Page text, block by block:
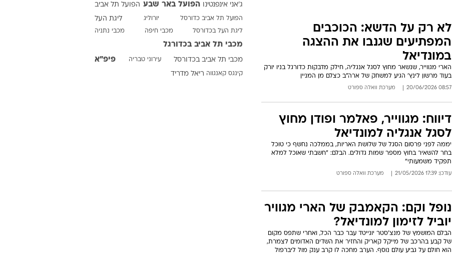
ענפים נוספים
לוח שידורים
לא רק על הדשא: הכוכבים
המפתיעים שגנבו את ההצגה
במונדיאל
הארי מגווייר, שנשאר מחוץ לסגל אנגליה, חילק מדבקות כדורגל בניו יורק
בעוד מרשון לינץ' הגיע למשחק של ארה"ב כצלם מן המניין
08:57 20/06/2026 מערכת וואלה ספורט
דיווח: מגווייר, פאלמר ופודן מחוץ
לסגל אנגליה למונדיאל
יממה לפני פרסום הסגל של שלושת האריות, בממלכה נחשף כי טוכל
בחר להשאיר בחוץ מספר שמות גדולים. הבלם: "חשבתי שאוכל למלא
תפקיד משמעותי"
עודכן: 17:39 21/05/2026 מערכת וואלה ספורט
נופל וקם: הקאמבק של הארי מגוויר
יוביל לזימון למונדיאל?
הבלם המושמץ של מנצ'סטר יונייטד עבר כבר הכל, ואחרי שתפס מקום
של קבע בהרכב של מייקל קאריק והחזיר את השדים האדומים לצמרת,
הוא חולם על גביע עולם נוסף. הערב מחכה לו קרב ענק מול ליברפול
ג'אני אינפנטינו הפועל באר שבע הפועל תל אביב
הפועל תל אביב כדורסל יורוליג ליגת העל
ליגת העל בכדורסל מכבי חיפה מכבי נתניה
מכבי תל אביב בכדורגל
מכבי תל אביב בכדורסל עירוני טבריה פיפ"א
קינגס קאנגווה ריאל מדריד